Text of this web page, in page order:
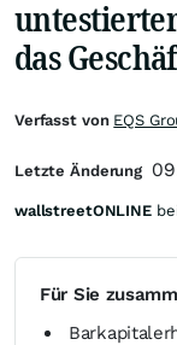
das
Für Sie
Verfasst von EQS
Letzte Änderung
wallstreetONLINE